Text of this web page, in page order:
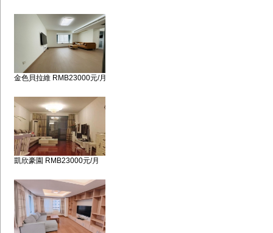
金色貝拉維 RMB23000元/月
凱欣豪園 RMB23000元/月